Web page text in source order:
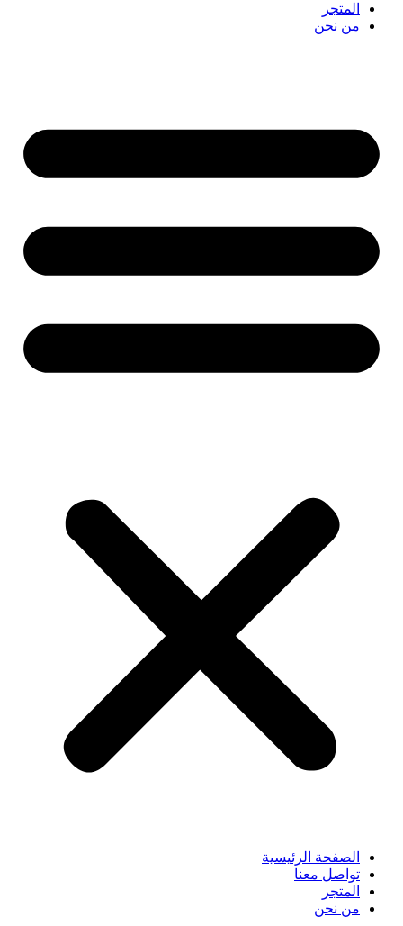
المتجر
من نحن
الصفحة الرئيسية
تواصل معنا
المتجر
من نحن